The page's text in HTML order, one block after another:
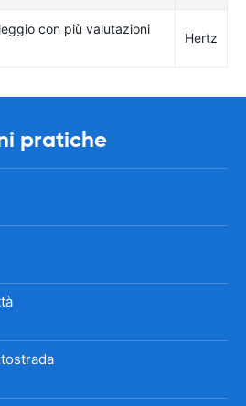
con più valutazioni
Hertz
pratiche